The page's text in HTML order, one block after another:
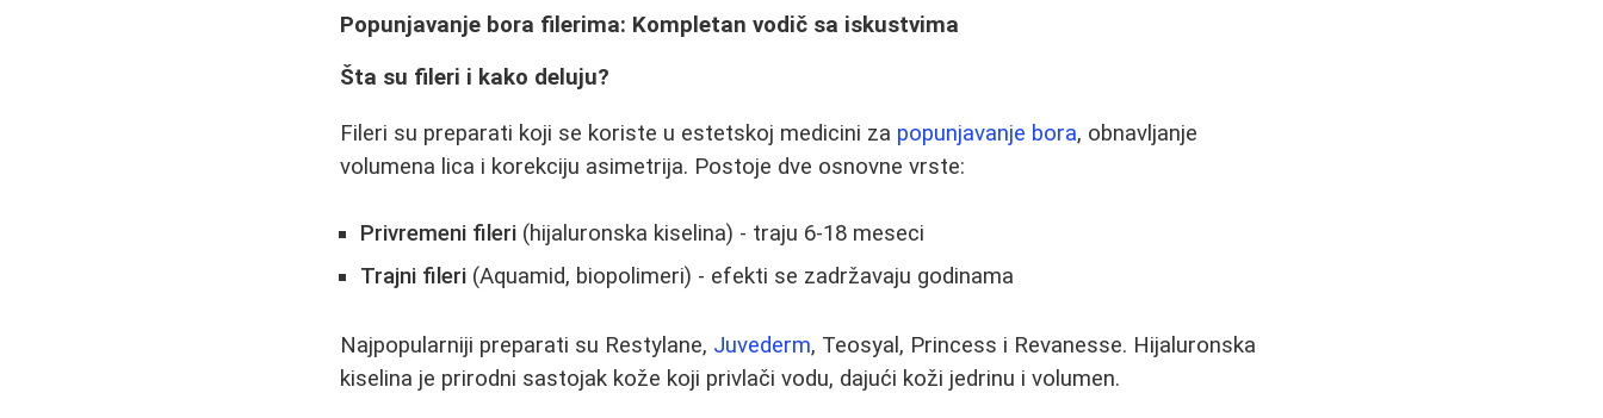
Popunjavanje bora filerima: Kompletan vodič sa iskustvima
Šta su fileri i kako deluju?
Fileri su preparati koji se koriste u estetskoj medicini za popunjavanje bora, obnavljanje
volumena lica i korekciju asimetrija. Postoje dve osnovne vrste:
Privremeni fileri (hijaluronska kiselina) - traju 6-18 meseci
Trajni fileri (Aquamid, biopolimeri) - efekti se zadržavaju godinama
Najpopularniji preparati su Restylane, Juvederm, Teosyal, Princess i Revanesse. Hijaluronska
kiselina je prirodni sastojak kože koji privlači vodu, dajući koži jedrinu i volumen.